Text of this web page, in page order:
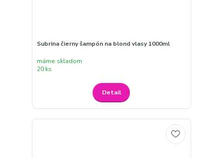
Subrina čierny šampón na blond vlasy 1000ml
máme skladom
20 ks
Detail